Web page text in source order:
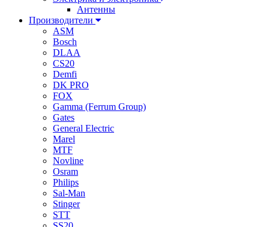
Антенны
Производители
ASM
Bosch
DLAA
CS20
Demfi
DK PRO
FOX
Gamma (Ferrum Group)
Gates
General Electric
Marel
MTF
Novline
Osram
Philips
Sal-Man
Stinger
STT